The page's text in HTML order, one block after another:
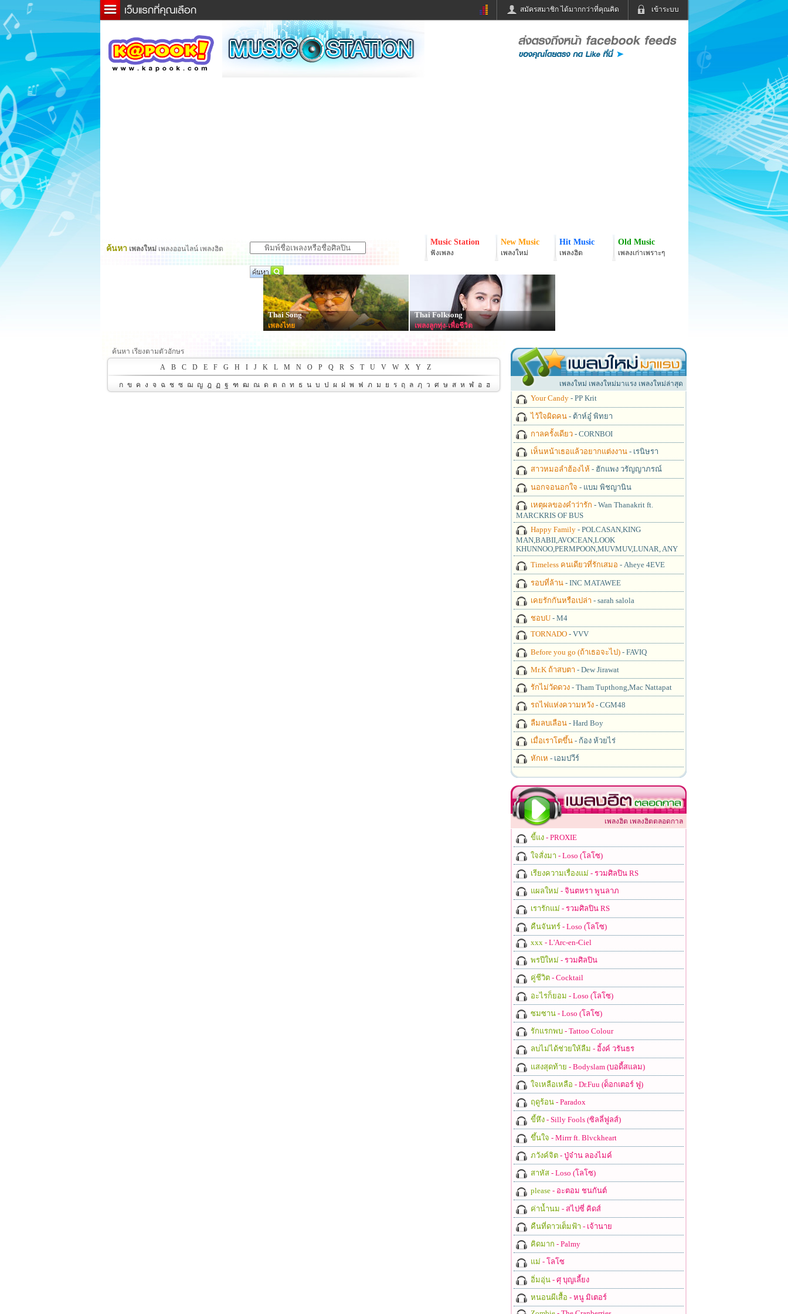
เข้าระบบ
สมัครสมาชิก ได้มากกว่าที่คุณคิด
ข่าวด่วน ข่าวสั้น
ละคร
หนังใหม่
ฟังวิทยุออนไลน์
หมากรุกไทย
Email
ค้นหา เพลงใหม่ เพลงออนไลน์ เพลงฮิต
Music Station
ฟังเพลง
New Music
เพลงใหม่
Hit Music
เพลงฮิต
Old Music
เพลงเก่าเพราะๆ
Thai Song
เพลงไทย
Thai Folksong
เพลงลูกทุ่ง-เพื่อชีวิต
ค้นหา เรียงตามตัวอักษร
A
B C D E F G H I J K L M N O P Q R S T U V W X Y Z
ก ข ค ง จ ฉ ช ซ ฌ ญ ฎ ฏ ฐ ฑ ฒ ณ ด ต ถ ท ธ น บ ป ผ ฝ พ ฟ ภ ม ย ร ฤ ล ฦ ว ศ ษ ส ห ฬ อ ฮ เพลงใหม่ เพลงใหม่มาแรง เพลงใหม่ล่าสุด
Your Candy- PP Krit
ไว้ใจผิดคน- ต้าห์อู๋ พิทยา
กาลครั้งเดียว- CORNBOI
เห็นหน้าเธอแล้วอยากแต่งงาน- เรนิษรา
สาวหมอลำฮ้องไห้ - ฮักแพง วรัญญาภรณ์
นอกจอนอกใจ - แบม พิชญานิน
เหตุผลของคำว่ารัก - Wan Thanakrit ft.
MARCKRIS OF BUS
Happy Family- POLCASAN,KING
MAN,BABII,AVOCEAN,LOOK
KHUNNOO,PERMPOON,MUVMUV,LUNAR, ANY
Timeless คนเดียวที่รักเสมอ - Aheye 4EVE
รอบที่ล้าน- INC MATAWEE
เคยรักกันหรือเปล่า - sarah salola
ชอบU- M4
TORNADO- VVV
Before you go (ถ้าเธอจะไป)- FAVIQ
Mr.K ถ้าสบตา - Dew Jirawat
รักไม่วัดดวง- Tham Tupthong,Mac Nattapat
รถไฟแห่งความหวัง- CGM48
ลืมลบเลือน- Hard Boy
เมื่อเราโตขึ้น- ก้อง ห้วยไร่
หักเห - เอมปวีร์
เพลงฮิต เพลงฮิตตลอดกาล
ขี้แง- PROXIE
ใจสั่งมา - Loso (โลโซ)
เรียงความเรื่องแม่ - รวมศิลปิน RS
แผลใหม่ - จินตหรา พูนลาภ
เรารักแม่ - รวมศิลปิน RS
คืนจันทร์- Loso (โลโซ)
xxx - L'Arc-en-Ciel
พรปีใหม่ - รวมศิลปิน
คู่ชีวิต- Cocktail
อะไรก็ยอม - Loso (โลโซ)
ซมซาน- Loso (โลโซ)
รักแรกพบ- Tattoo Colour
ลบไม่ได้ช่วยให้ลืม - อิ้งค์ วรันธร
แสงสุดท้าย - Bodyslam (บอดี้สแลม)
ใจเหลือเหลือ - Dr.Fuu (ด็อกเตอร์ ฟู)
ฤดูร้อน- Paradox
ขี้หึง- Silly Fools (ซิลลี่ฟูลส์)
ขึ้นใจ - Mirrr ft. Blvckheart
ภวังค์จิต- ปู่จ๋าน ลองไมค์
สาหัส- Loso (โลโซ)
please- อะตอม ชนกันต์
ค่าน้ำนม - สไปซี่ คิดส์
คืนที่ดาวเต็มฟ้า - เจ้านาย
คิดมาก - Palmy
แม่ - โลโซ
อิ่มอุ่น- ศุ บุญเลี้ยง
หนอนผีเสื้อ - หนู มิเตอร์